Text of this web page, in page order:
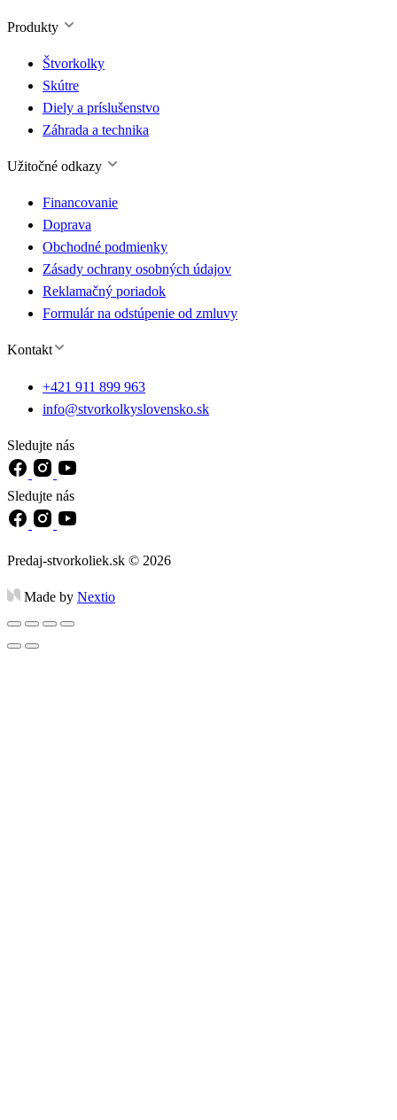
Produkty
Štvorkolky
Skútre
Diely a príslušenstvo
Záhrada a technika
Užitočné odkazy
Financovanie
Doprava
Obchodné podmienky
Zásady ochrany osobných údajov
Reklamačný poriadok
Formulár na odstúpenie od zmluvy
Kontakt
+421 911 899 963
info@stvorkolkyslovensko.sk
Sledujte nás
Sledujte nás
Predaj-stvorkoliek.sk © 2026
Made by Nextio